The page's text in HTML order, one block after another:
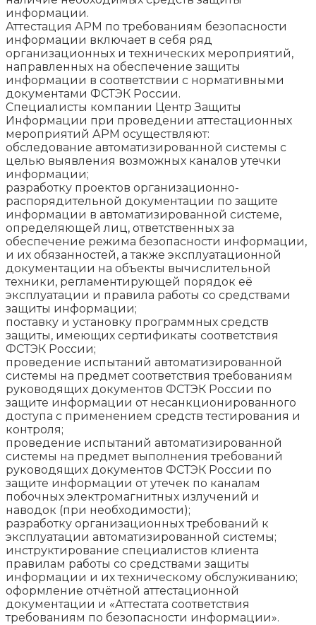
информации.
Аттестация АРМ по требованиям безопасности
информации включает в себя ряд
организационных и технических мероприятий,
направленных на обеспечение защиты
информации в соответствии с нормативными
документами ФСТЭК России.
Специалисты компании Центр Защиты
Информации при проведении аттестационных
мероприятий АРМ осуществляют:
обследование автоматизированной системы с
целью выявления возможных каналов утечки
информации;
разработку проектов организационно-
распорядительной документации по защите
информации в автоматизированной системе,
определяющей лиц, ответственных за
обеспечение режима безопасности информации,
и их обязанностей, а также эксплуатационной
документации на объекты вычислительной
техники, регламентирующей порядок её
эксплуатации и правила работы со средствами
защиты информации;
поставку и установку программных средств
защиты, имеющих сертификаты соответствия
ФСТЭК России;
проведение испытаний автоматизированной
системы на предмет соответствия требованиям
руководящих документов ФСТЭК России по
защите информации от несанкционированного
доступа с применением средств тестирования и
контроля;
проведение испытаний автоматизированной
системы на предмет выполнения требований
руководящих документов ФСТЭК России по
защите информации от утечек по каналам
побочных электромагнитных излучений и
наводок (при необходимости);
разработку организационных требований к
эксплуатации автоматизированной системы;
инструктирование специалистов клиента
правилам работы со средствами защиты
информации и их техническому обслуживанию;
оформление отчётной аттестационной
документации и «Аттестата соответствия
требованиям по безопасности информации».